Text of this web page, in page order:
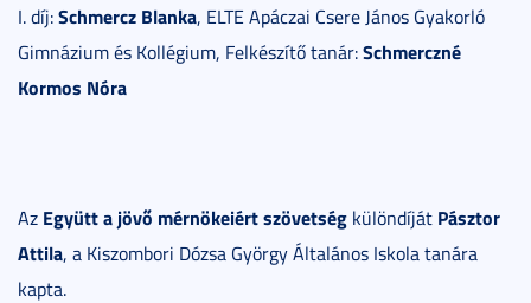
I. díj:Schmercz Blanka, ELTE Apáczai Csere János Gyakorló
Gimnázium és Kollégium, Felkészítő tanár:Schmerczné
Kormos Nóra
Az Együtt a jövő mérnökeiért szövetség különdíját Pásztor
Attila, a Kiszombori Dózsa György Általános Iskola tanára
kapta.